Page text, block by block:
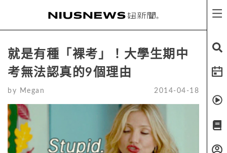
就是有種「裸考」！大學生期中
考無法認真的9個理由
by Megan 2014-04-18